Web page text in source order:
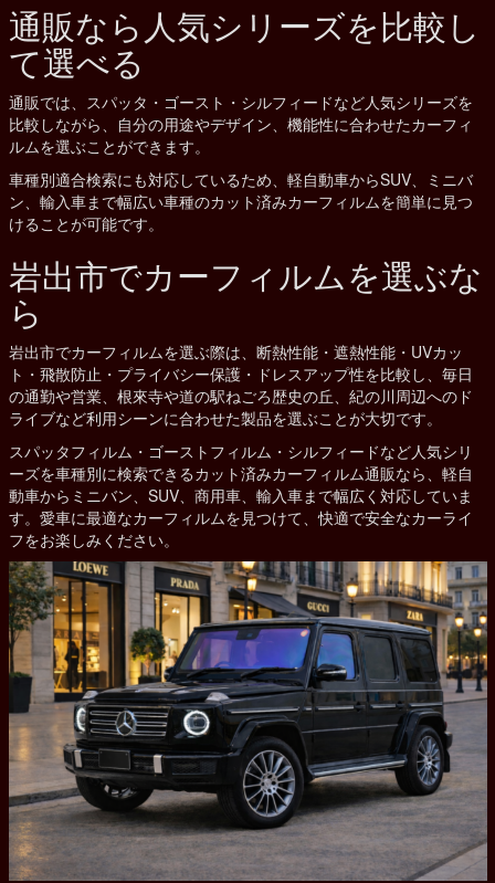
通販なら人気シリーズを比較し
て選べる
通販では、スパッタ・ゴースト・シルフィードなど人気シリーズを
比較しながら、自分の用途やデザイン、機能性に合わせたカーフィ
ルムを選ぶことができます。
車種別適合検索にも対応しているため、軽自動車からSUV、ミニバ
ン、輸入車まで幅広い車種のカット済みカーフィルムを簡単に見つ
けることが可能です。
岩出市でカーフィルムを選ぶな
ら
岩出市でカーフィルムを選ぶ際は、断熱性能・遮熱性能・UVカッ
ト・飛散防止・プライバシー保護・ドレスアップ性を比較し、毎日
の通勤や営業、根來寺や道の駅ねごろ歴史の丘、紀の川周辺へのド
ライブなど利用シーンに合わせた製品を選ぶことが大切です。
スパッタフィルム・ゴーストフィルム・シルフィードなど人気シリ
ーズを車種別に検索できるカット済みカーフィルム通販なら、軽自
動車からミニバン、SUV、商用車、輸入車まで幅広く対応していま
す。愛車に最適なカーフィルムを見つけて、快適で安全なカーライ
フをお楽しみください。